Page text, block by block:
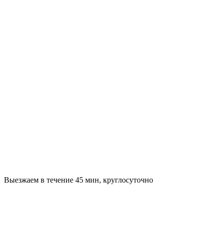
Выезжаем в течение 45 мин, круглосуточно